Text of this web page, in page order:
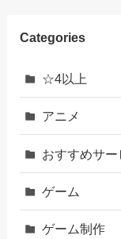
Categories
☆4以上
アニメ
おすすめサー
ゲーム
ゲーム制作